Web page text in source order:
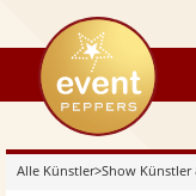
eventpeppers
Alle Künstler>Show Künstler